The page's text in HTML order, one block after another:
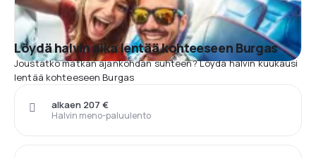
Löydä halvin aika lentää kohteeseen Burgas
Joustatko matkan ajankohdan suhteen? Löydä halvin kuukausi
lentää kohteeseen Burgas
Halvin meno-paluulento
alkaen 207 €